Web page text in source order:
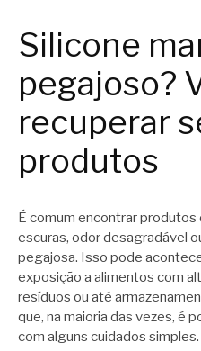
Silicone
pegajoso?
recuperar
produtos
É comum encontrar produtos
escuras, odor desagradável
pegajosa. Isso pode
exposição a alimentos com
resíduos ou até
que, na maioria das vezes, é
com alguns cuidados simples.